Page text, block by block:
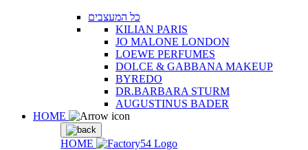
כל המעצבים
KILIAN PARIS
JO MALONE LONDON
LOEWE PERFUMES
DOLCE & GABBANA MAKEUP
BYREDO
DR.BARBARA STURM
AUGUSTINUS BADER
HOME
HOME